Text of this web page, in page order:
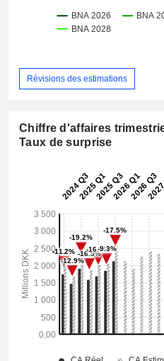
Révisions des estimations
Chiffre d'affaires
Taux de surprise